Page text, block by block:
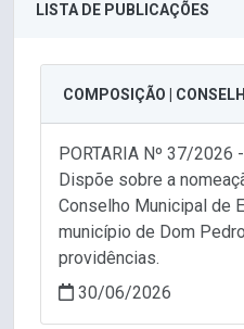
LISTA DE PUBLICAÇÕES
COMPOSIÇÃO |
PORTARIA Nº 37/2026
Dispõe sobre a
Conselho Municipal de
município de Dom
providências.
30/06/2026